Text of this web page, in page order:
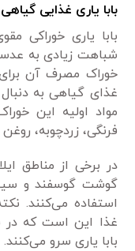
بابا یاری غذایی گیاهی
بابا یاری خوراکی
شباهت زیادی به
خوراک مصرف آن
غذای گیاهی به
مواد اولیه این
فرنگی، زردچوبه،
در برخی از مناطق
گوشت گوسفند و
استفاده می‌کنند.
غذا این است که در
بابا یاری سرو می‌کنند.